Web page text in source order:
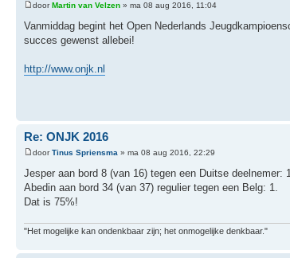
doorMartin van Velzen » ma 08 aug 2016, 11:04
Vanmiddag begint het Open Nederlands
succes gewenst allebei!
http://www.onjk.nl
Re: ONJK 2016
doorTinus Spriensma » ma 08 aug 2016, 22:29
Jesper aan bord 8 (van 16) tegen een Duitse deelnemer:
Abedin aan bord 34 (van 37) regulier tegen een Belg: 1.
Dat is 75%!
"Het mogelijke kan ondenkbaar zijn; het onmogelijke denkbaar."